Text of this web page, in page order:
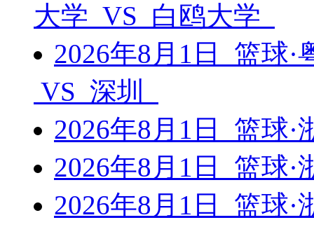
大学 VS 白鸥大学
2026年8月1日 篮球
VS 深圳
2026年8月1日 篮球
2026年8月1日 篮球
2026年8月1日 篮球